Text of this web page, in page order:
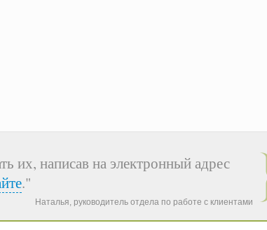
их, написав на электронный адрес
."
Наталья, руководитель отдела по работе с клиентами